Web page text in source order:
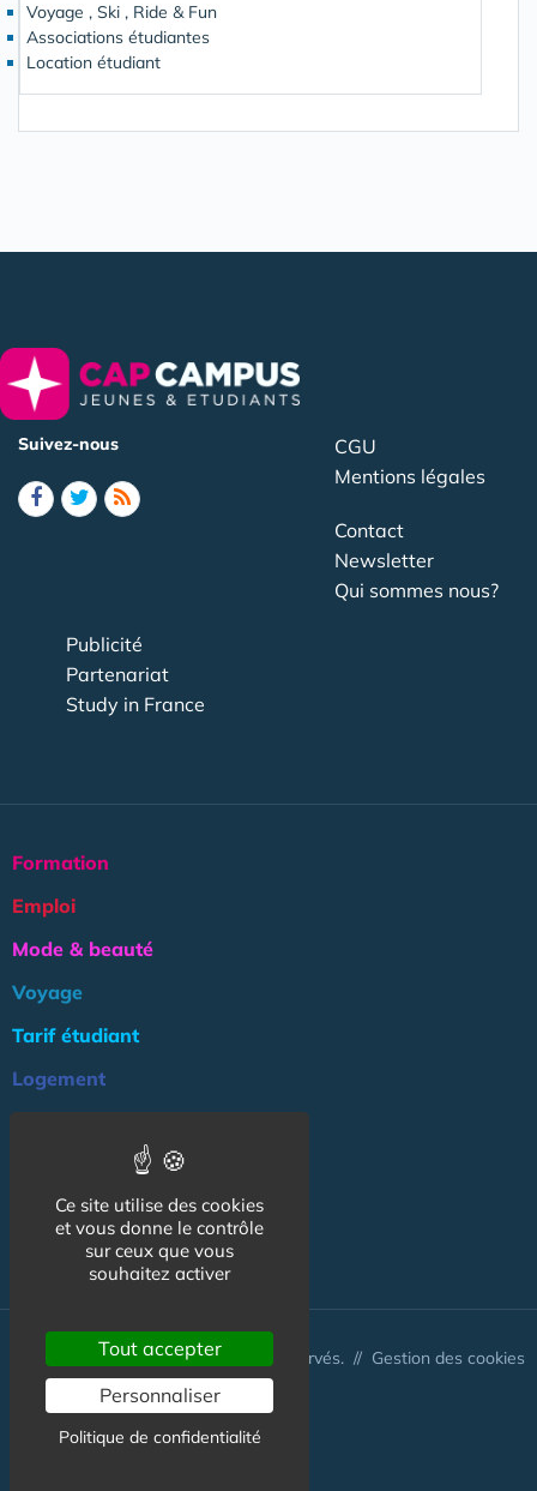
Voyage , Ski , Ride & Fun
Associations étudiantes
Location étudiant
Suivez-nous
CGU
Mentions légales
Contact
Newsletter
Qui sommes nous?
Publicité
Partenariat
Study in France
Formation
Emploi
Mode & beauté
Voyage
Tarif étudiant
Logement
Association
NOS AUTRES SITES :
© CapCampus 2026 - Tous droits réservés. // Gestion des cookies
Ce site utilise des cookies
et vous donne le contrôle
sur ceux que vous
souhaitez activer
Tout accepter
Personnaliser
Politique de confidentialité